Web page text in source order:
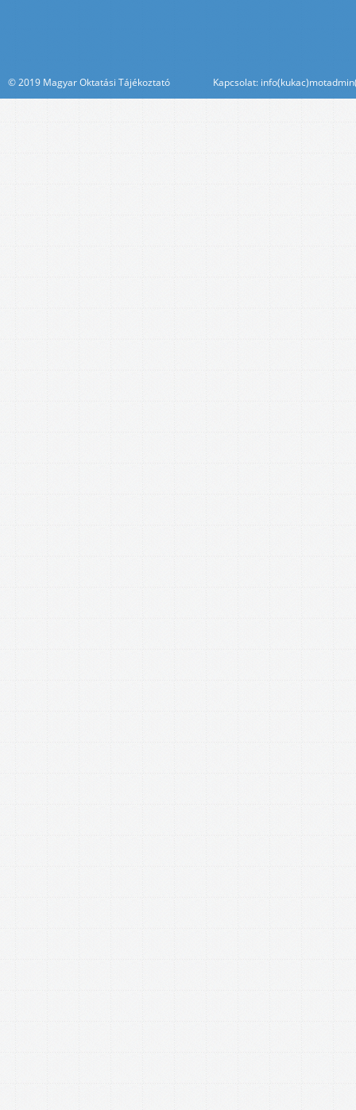
© 2019 Magyar Oktatási Tájékoztató Kapcsolat: